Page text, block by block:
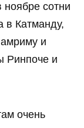
ноябре сотни
в Катманду,
и
Ринпоче и
очень